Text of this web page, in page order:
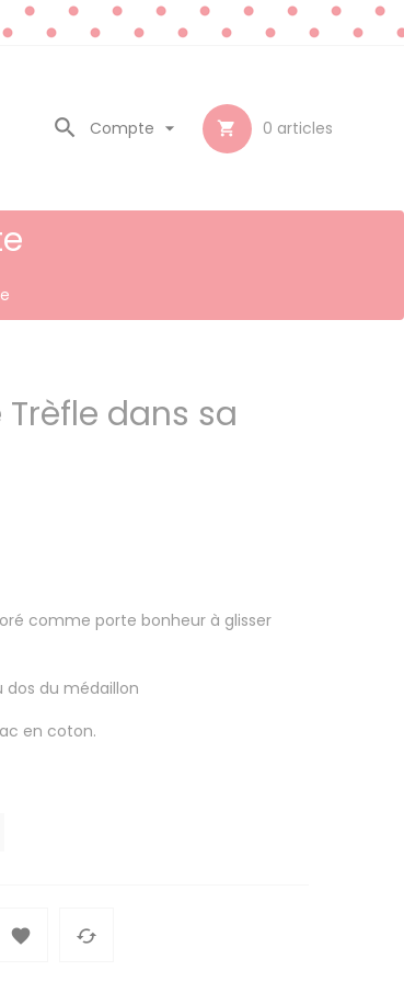
 0 articles
Compte 

dans sa
comme porte bonheur à glisser
dos du médaillon
en coton.
 